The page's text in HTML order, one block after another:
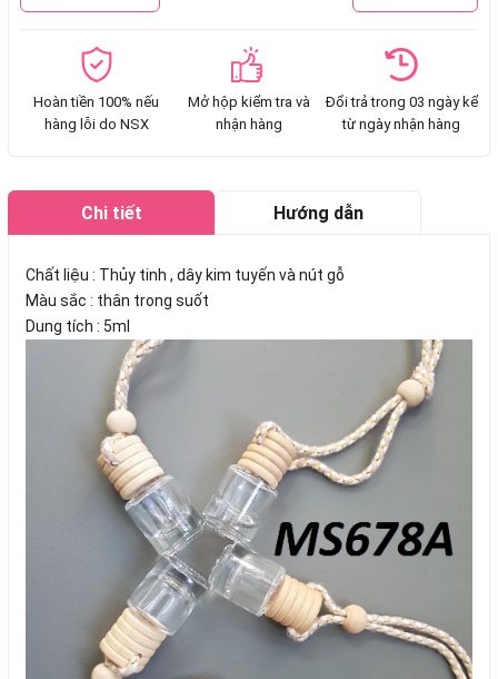
Hoàn tiền 100% nếu
hàng lỗi do NSX
Mở hộp kiểm tra và
nhận hàng
Đổi trả trong 03 ngày kể
từ ngày nhận hàng
Chi tiết Hướng dẫn
Chất liệu : Thủy tinh , dây kim tuyến và nút gỗ
Màu sắc : thân trong suốt
Dung tích : 5ml